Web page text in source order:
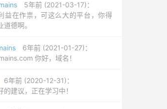
5年前 (2021-03-17)：
益在作祟，可这么大的平台，你得
道德啊。
6年前 (2021-01-27)：
你好，域名！
6年前 (2020-12-31)：
的建议，正在学习中！